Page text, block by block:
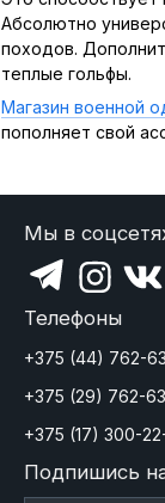
Абсолютно
походов.
теплые гольфы.
Магазин военной
пополняет свой
Мы в
Телефоны
+375 (44) 762-
+375 (29) 762-
+375 (17) 300-
Подпишись